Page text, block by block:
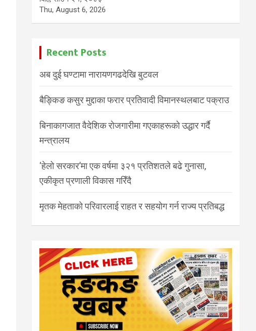
Thu, August 6, 2026
Recent Posts
अब दुई घण्टामा नारायणगढदेखि बुटवल
बैङ्किङ कसुर मुद्दाका फरार प्रतिवादी विमानस्थलबाट पक्राउ
बिनाकागजात वैदेशिक रोजगारीमा गएकाहरूको उद्धार गर्दै
मन्त्रालय
‘हेलो सरकार’मा एक वर्षमा ३२१ प्रतिशतले बढे गुनासा,
एकीकृत प्रणाली विकास गरिँदै
मृतक मेहताको परिवारलाई राहत र सहयोग गर्न राज्य प्रतिबद्ध